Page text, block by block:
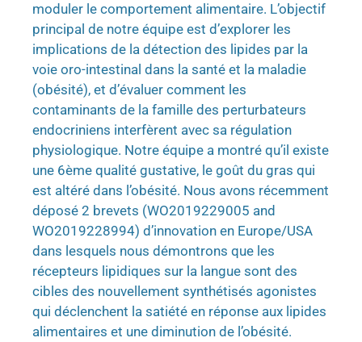
moduler le comportement alimentaire. L’objectif
principal de notre équipe est d’explorer les
implications de la détection des lipides par la
voie oro-intestinal dans la santé et la maladie
(obésité), et d’évaluer comment les
contaminants de la famille des perturbateurs
endocriniens interfèrent avec sa régulation
physiologique. Notre équipe a montré qu’il existe
une 6ème qualité gustative, le goût du gras qui
est altéré dans l’obésité. Nous avons récemment
déposé 2 brevets (WO2019229005 and
WO2019228994) d’innovation en Europe/USA
dans lesquels nous démontrons que les
récepteurs lipidiques sur la langue sont des
cibles des nouvellement synthétisés agonistes
qui déclenchent la satiété en réponse aux lipides
alimentaires et une diminution de l’obésité.